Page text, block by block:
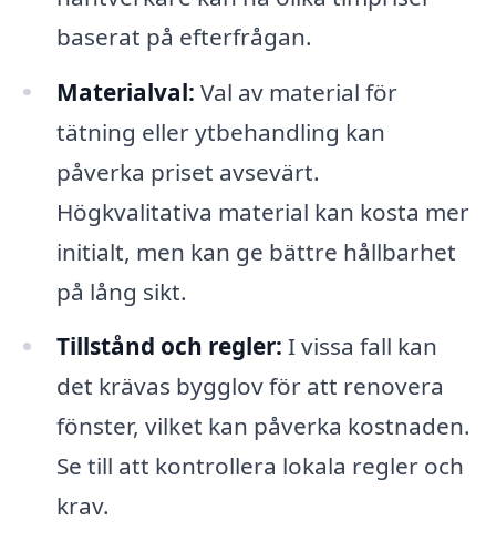
baserat på efterfrågan.
Materialval: Val av material för
tätning eller ytbehandling kan
påverka priset avsevärt.
Högkvalitativa material kan kosta mer
initialt, men kan ge bättre hållbarhet
på lång sikt.
Tillstånd och regler: I vissa fall kan
det krävas bygglov för att renovera
fönster, vilket kan påverka kostnaden.
Se till att kontrollera lokala regler och
krav.